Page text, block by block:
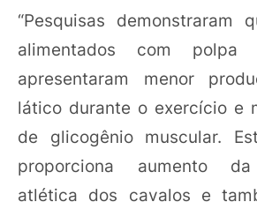
“Pesquisas demonstraram
alimentados com polpa
apresentaram menor
lático durante o exercício e
de glicogênio muscular.
proporciona aumento
atlética dos cavalos e